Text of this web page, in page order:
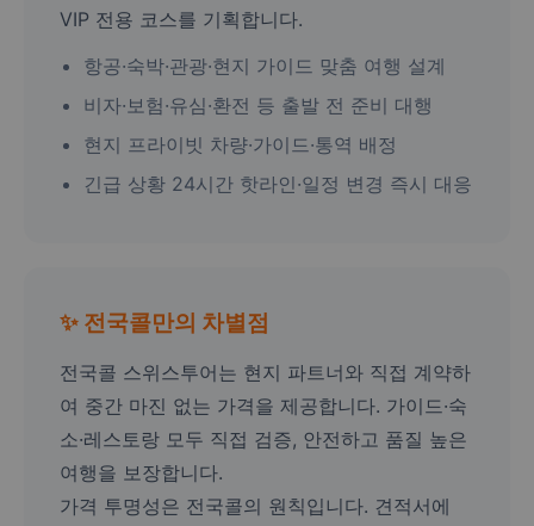
VIP 전용 코스를 기획합니다.
항공·숙박·관광·현지 가이드 맞춤 여행 설계
비자·보험·유심·환전 등 출발 전 준비 대행
현지 프라이빗 차량·가이드·통역 배정
긴급 상황 24시간 핫라인·일정 변경 즉시 대응
✨ 전국콜만의 차별점
전국콜 스위스투어는 현지 파트너와 직접 계약하
여 중간 마진 없는 가격을 제공합니다. 가이드·숙
소·레스토랑 모두 직접 검증, 안전하고 품질 높은
여행을 보장합니다.
가격 투명성은 전국콜의 원칙입니다. 견적서에